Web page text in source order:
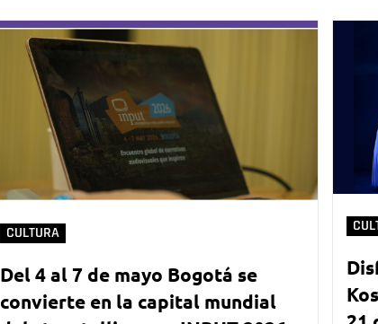
CULTURA
Del 4 al 7 de mayo Bogotá se
convierte en la capital mundial